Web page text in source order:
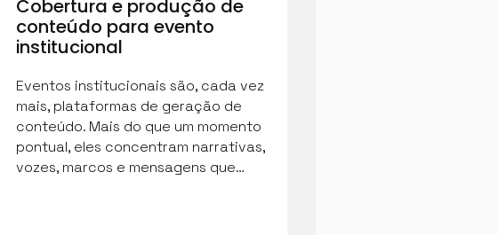
Cobertura e produção de
conteúdo para evento
institucional
Eventos institucionais são, cada vez
mais, plataformas de geração de
conteúdo. Mais do que um momento
pontual, eles concentram narrativas,
vozes, marcos e mensagens que…